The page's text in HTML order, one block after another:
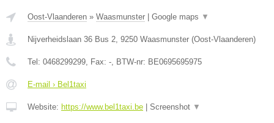
Oost-Vlaanderen » Waasmunster Google maps ▼
Nijverheidslaan 36 Bus 2 9250 Waasmunster (Oost-Vlaanderen)
Tel: 0468299299 , Fax: - , BTW-nr: BE0695695975
E-mail › Bel1taxi
Website: https://www.bel1taxi.be Screenshot ▼